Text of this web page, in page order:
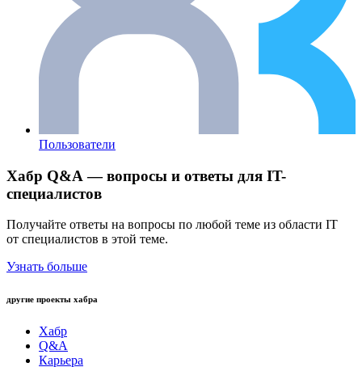
Пользователи
Хабр Q&A — вопросы и ответы для IT-
специалистов
Получайте ответы на вопросы по любой теме из области IT
от специалистов в этой теме.
Узнать больше
другие проекты хабра
Хабр
Q&A
Карьера